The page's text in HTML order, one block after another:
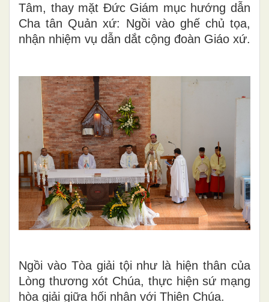
Tâm, thay mặt Đức Giám mục hướng dẫn
Cha tân Quản xứ: Ngồi vào ghế chủ tọa,
nhận nhiệm vụ dẫn dắt cộng đoàn Giáo xứ.
Ngồi vào Tòa giải tội như là hiện thân của
Lòng thương xót Chúa, thực hiện sứ mạng
hòa giải giữa hối nhân với Thiên Chúa.